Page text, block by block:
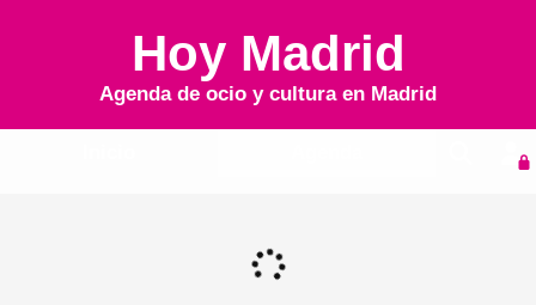
Hoy Madrid
Agenda de ocio y cultura en Madrid